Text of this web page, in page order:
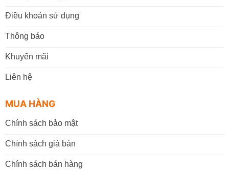
Điều khoản sử dụng
Thông báo
Khuyến mãi
Liên hệ
MUA HÀNG
Chính sách bảo mật
Chính sách giá bán
Chính sách bán hàng